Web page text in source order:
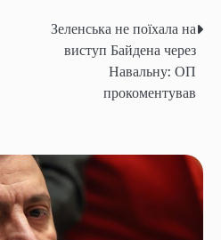
Зеленська не поїхала на
виступ Байдена через
Навальну: ОП
прокоментував